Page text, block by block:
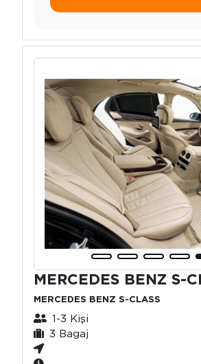
MERCEDES BENZ S-
MERCEDES BENZ S-CLASS
1-3 Kişi
3 Bagaj